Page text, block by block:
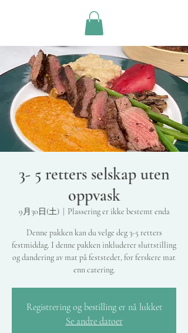
3- 5 retters selskap uten
oppvask
9月30日(土)
  |
Plassering er ikke bestemt enda
Denne pakken kan du velge deg 3-5 retters
festmiddag. I denne pakken inkluderer sluttstilling
og dandering av mat på feststedet, for ferskere mat
enn catering.
Registrering og bestilling er nå lukket
Se andre datoer